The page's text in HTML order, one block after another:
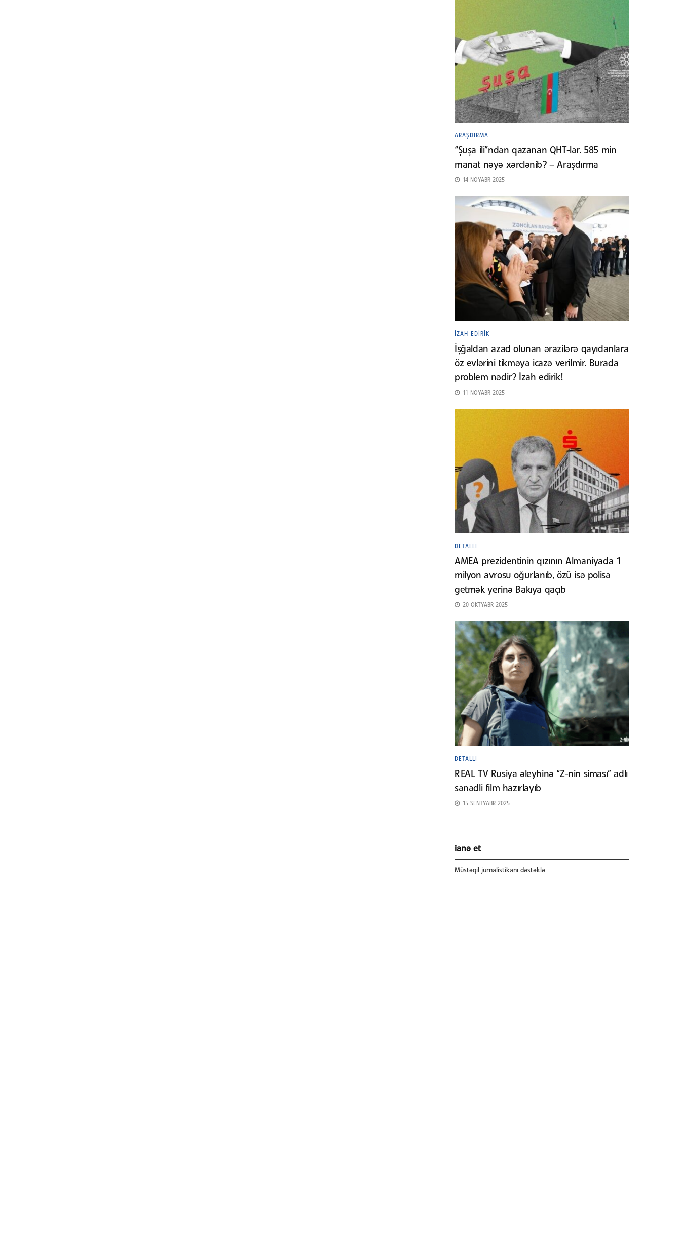
ARAŞDIRMA
“Şuşa ili”ndən qazanan QHT-lər. 585 min
manat nəyə xərclənib? – Araşdırma
14 NOYABR 2025
İZAH EDIRIK
İşğaldan azad olunan ərazilərə qayıdanlara
öz evlərini tikməyə icazə verilmir. Burada
problem nədir? İzah edirik!
11 NOYABR 2025
DETALLI
AMEA prezidentinin qızının Almaniyada 1
milyon avrosu oğurlanıb, özü isə polisə
getmək yerinə Bakıya qaçıb
20 OKTYABR 2025
DETALLI
REAL TV Rusiya əleyhinə “Z-nin siması” adlı
sənədli film hazırlayıb
15 SENTYABR 2025
ianə et
Müstəqil jurnalistikanı dəstəklə